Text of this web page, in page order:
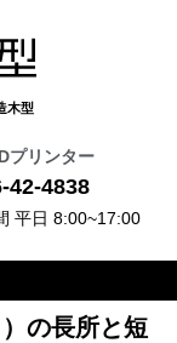
木型
プリンター
42-4838
平日 8:00~17:00
の長所と短